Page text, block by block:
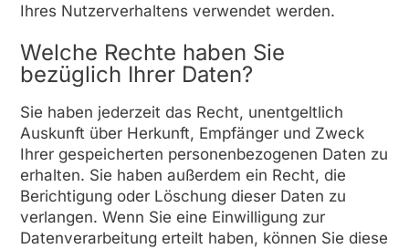
Ihres Nutzerverhaltens verwendet werden.
Welche Rechte haben Sie
bezüglich Ihrer Daten?
Sie haben jederzeit das Recht, unentgeltlich
Auskunft über Herkunft, Empfänger und Zweck
Ihrer gespeicherten personenbezogenen Daten zu
erhalten. Sie haben außerdem ein Recht, die
Berichtigung oder Löschung dieser Daten zu
verlangen. Wenn Sie eine Einwilligung zur
Datenverarbeitung erteilt haben, können Sie diese